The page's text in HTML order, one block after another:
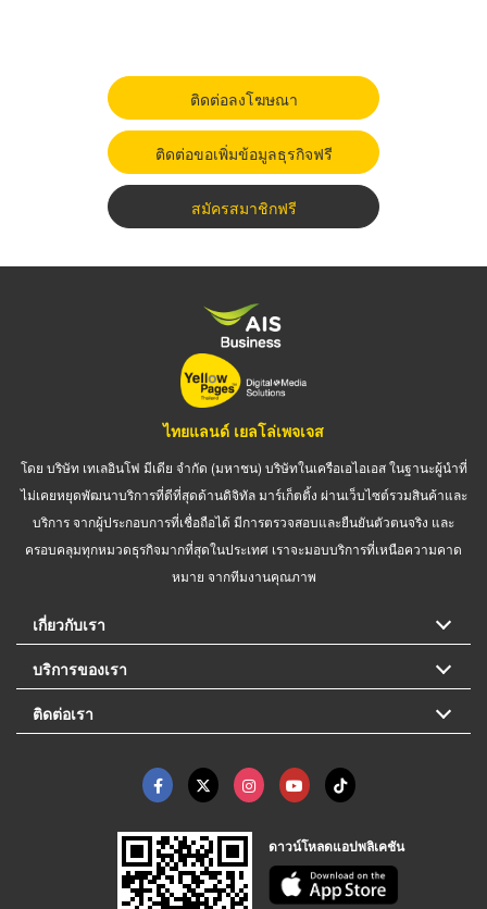
ติดต่อลงโฆษณา
ติดต่อขอเพิ่มข้อมูลธุรกิจฟรี
สมัครสมาชิกฟรี
ไทยแลนด์ เยลโล่เพจเจส
โดย บริษัท เทเลอินโฟ มีเดีย จำกัด (มหาชน) บริษัทในเครือเอไอเอส ในฐานะผู้นำที่
ไม่เคยหยุดพัฒนาบริการที่ดีที่สุดด้านดิจิทัล มาร์เก็ตติ้ง ผ่านเว็บไซต์รวมสินค้าและ
บริการ จากผู้ประกอบการที่เชื่อถือได้ มีการตรวจสอบและยืนยันตัวตนจริง และ
ครอบคลุมทุกหมวดธุรกิจมากที่สุดในประเทศ เราจะมอบบริการที่เหนือความคาด
หมาย จากทีมงานคุณภาพ
เกี่ยวกับเรา
บริการของเรา
ติดต่อเรา
ดาวน์โหลดแอปพลิเคชัน